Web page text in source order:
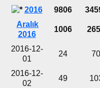
2016 9806
Aralık
2016
1006
2016-12-
01
24 70
2016-12-
02
49